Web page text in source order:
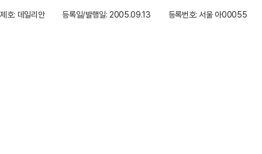
제호: 데일리안
등록일/발행일: 2005.09.13 등록번호: 서울 아00055